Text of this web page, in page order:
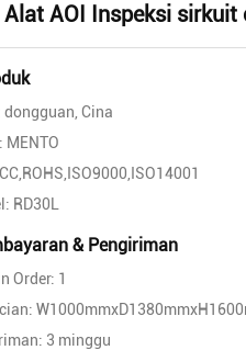
Alat AOI Inspeksi
Cina
MENTO
RD30L
& Pengiriman
Order: 1
3 minggu